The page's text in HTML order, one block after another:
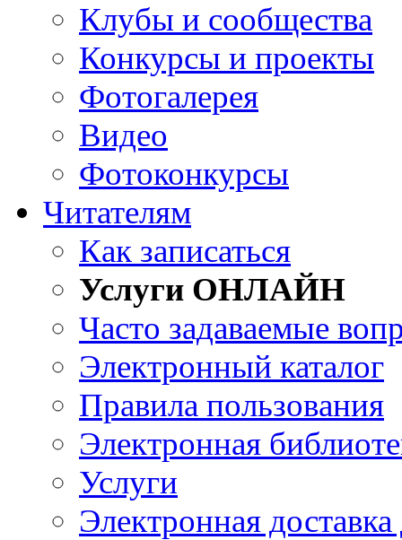
Клубы и сообщества
Конкурсы и проекты
Фотогалерея
Видео
Фотоконкурсы
Читателям
Как записаться
Услуги ОНЛАЙН
Часто задаваемые
Электронный каталог
Правила пользования
Электронная
Услуги
Электронная